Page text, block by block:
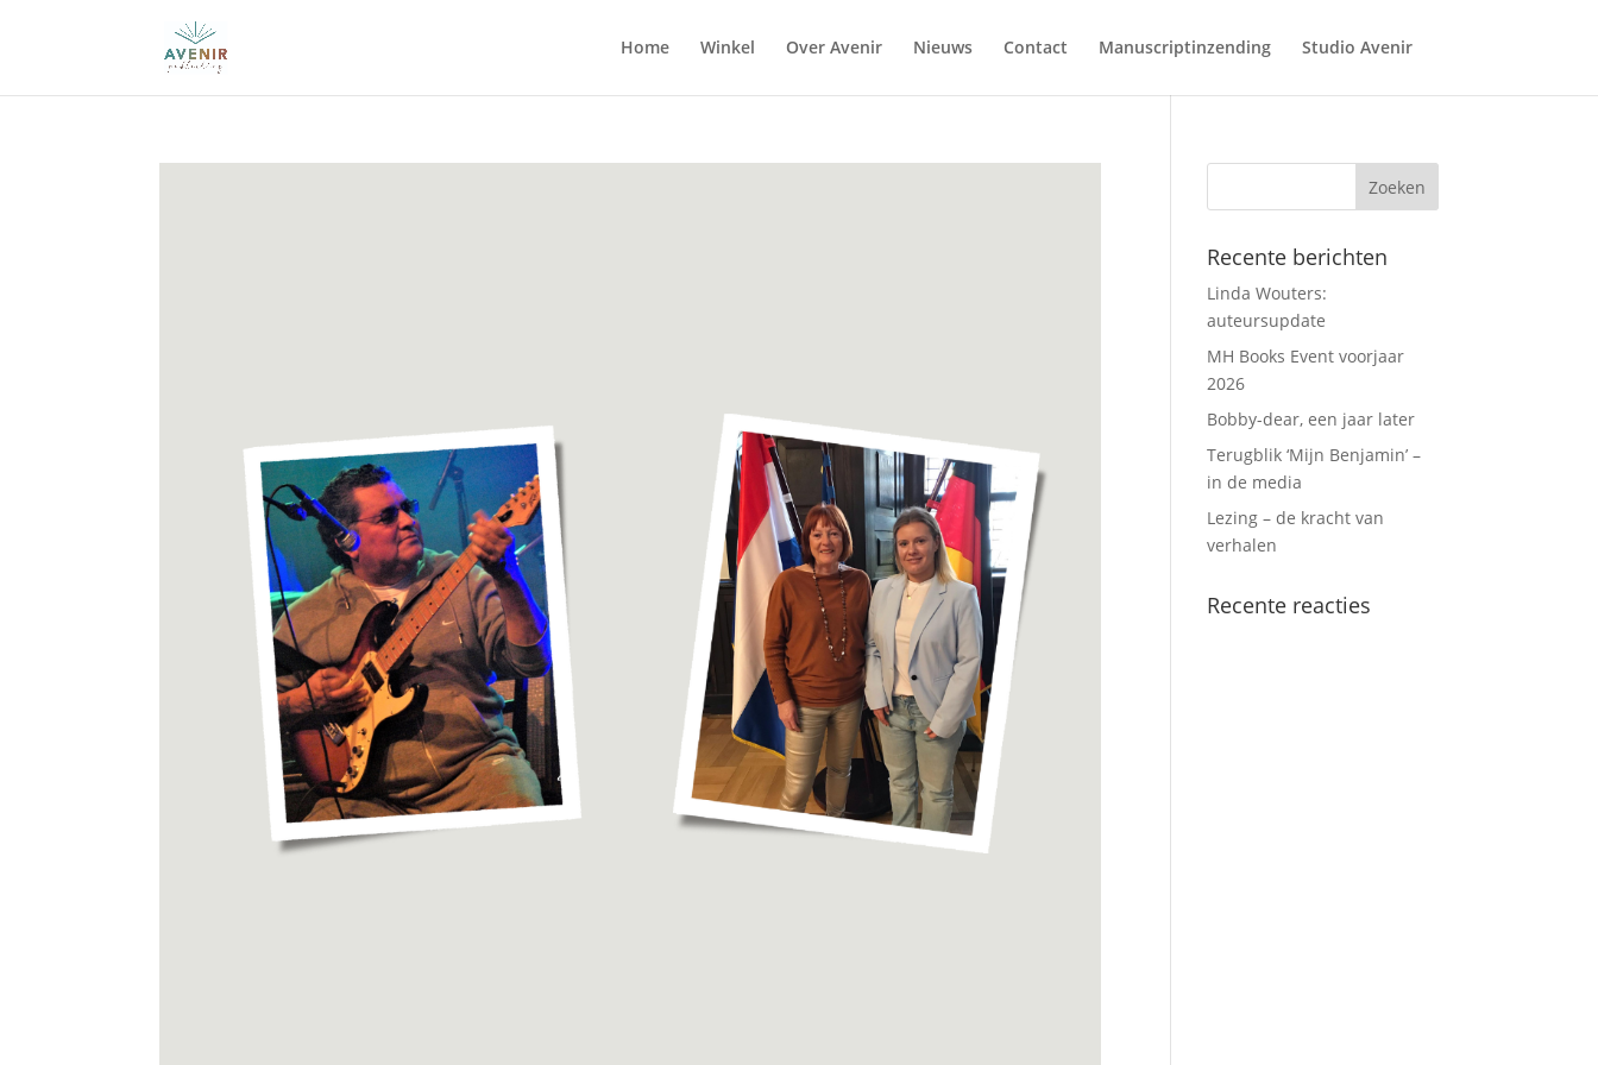
Home Winkel Over Avenir Nieuws Contact Manuscriptinzending Studio Avenir
Recente berichten
Linda Wouters:
auteursupdate
MH Books Event voorjaar
2026
Bobby-dear, een jaar later
Terugblik ‘Mijn Benjamin’ –
in de media
Lezing – de kracht van
verhalen
Recente reacties